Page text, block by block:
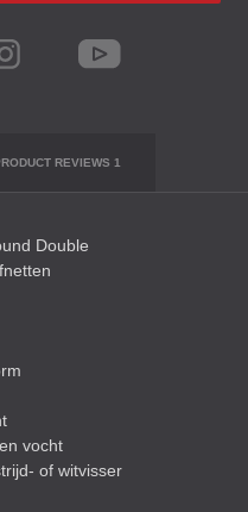
REVIEWS 1
Double
vocht
of witvisser